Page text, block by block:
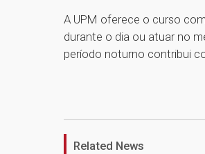
A UPM oferece o curso
durante o dia ou atuar no
período noturno contribui
Related News